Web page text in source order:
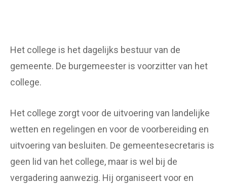
Het college is het dagelijks bestuur van de
gemeente. De burgemeester is voorzitter van het
college.
Het college zorgt voor de uitvoering van landelijke
wetten en regelingen en voor de voorbereiding en
uitvoering van besluiten. De gemeentesecretaris is
geen lid van het college, maar is wel bij de
vergadering aanwezig. Hij organiseert voor en